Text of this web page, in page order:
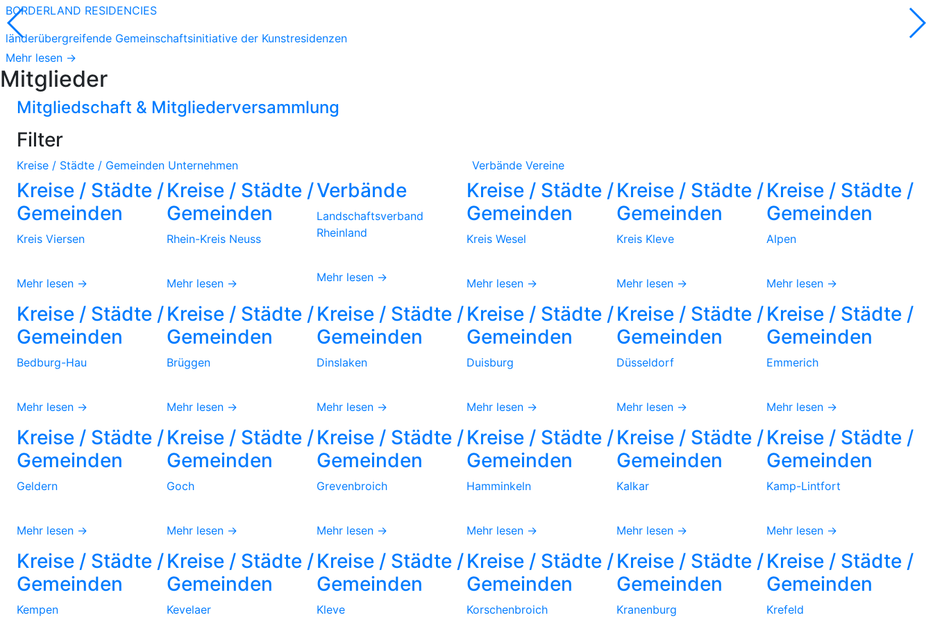
BORDERLAND RESIDENCIES
länderübergreifende Gemeinschaftsinitiative der Kunstresidenzen
Mehr lesen →
Mitglieder
Mitgliedschaft & Mitgliederversammlung
Filter
Kreise / Städte / Gemeinden Unternehmen Verbände Vereine
Kreise / Städte /
Gemeinden
Kreis Viersen
Mehr lesen →
Kreise / Städte /
Gemeinden
Rhein-Kreis Neuss
Mehr lesen →
Verbände
Landschaftsverband
Rheinland
Mehr lesen →
Kreise / Städte /
Gemeinden
Kreis Wesel
Mehr lesen →
Kreise / Städte /
Gemeinden
Kreis Kleve
Mehr lesen →
Kreise / Städte /
Gemeinden
Alpen
Mehr lesen →
Kreise / Städte /
Gemeinden
Bedburg-Hau
Mehr lesen →
Kreise / Städte /
Gemeinden
Brüggen
Mehr lesen →
Kreise / Städte /
Gemeinden
Dinslaken
Mehr lesen →
Kreise / Städte /
Gemeinden
Duisburg
Mehr lesen →
Kreise / Städte /
Gemeinden
Düsseldorf
Mehr lesen →
Kreise / Städte /
Gemeinden
Emmerich
Mehr lesen →
Kreise / Städte /
Gemeinden
Geldern
Mehr lesen →
Kreise / Städte /
Gemeinden
Goch
Mehr lesen →
Kreise / Städte /
Gemeinden
Grevenbroich
Mehr lesen →
Kreise / Städte /
Gemeinden
Hamminkeln
Mehr lesen →
Kreise / Städte /
Gemeinden
Kalkar
Mehr lesen →
Kreise / Städte /
Gemeinden
Kamp-Lintfort
Mehr lesen →
Kreise / Städte /
Gemeinden
Kempen
Kreise / Städte /
Gemeinden
Kevelaer
Kreise / Städte /
Gemeinden
Kleve
Kreise / Städte /
Gemeinden
Korschenbroich
Kreise / Städte /
Gemeinden
Kranenburg
Kreise / Städte /
Gemeinden
Krefeld